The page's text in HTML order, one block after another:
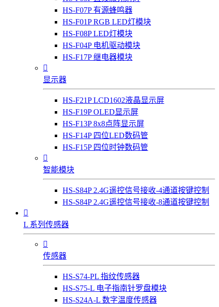
HS-F07P 有源蜂鸣器
HS-F01P RGB LED灯模块
HS-F08P LED灯模块
HS-F04P 电机驱动模块
HS-F17P 继电器模块

显示器
HS-F21P LCD1602液晶显示屏
HS-F19P OLED显示屏
HS-F13P 8x8点阵显示屏
HS-F14P 四位LED数码管
HS-F15P 四位时钟数码管

智能模块
HS-S84P 2.4G遥控信号接收-4通道按键控制
HS-S84P 2.4G遥控信号接收-8通道按键控制

L 系列传感器

传感器
HS-S74-PL 指纹传感器
HS-S75-L 电子指南针罗盘模块
HS-S24A-L 数字温度传感器